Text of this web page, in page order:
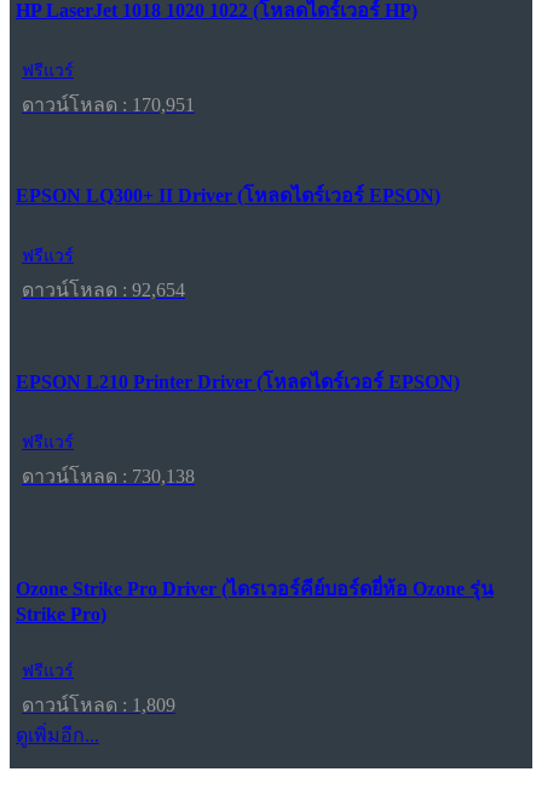
HP LaserJet 1018 1020 1022 (โหลดไดร์เวอร์ HP)
ฟรีแวร์
ดาวน์โหลด : 170,951
EPSON LQ300+ II Driver (โหลดไดร์เวอร์ EPSON)
ฟรีแวร์
ดาวน์โหลด : 92,654
EPSON L210 Printer Driver (โหลดไดร์เวอร์ EPSON)
ฟรีแวร์
ดาวน์โหลด : 730,138
Ozone Strike Pro Driver (ไดรเวอร์คีย์บอร์ดยี่ห้อ Ozone รุ่น
Strike Pro)
ฟรีแวร์
ดาวน์โหลด : 1,809
ดูเพิ่มอีก...